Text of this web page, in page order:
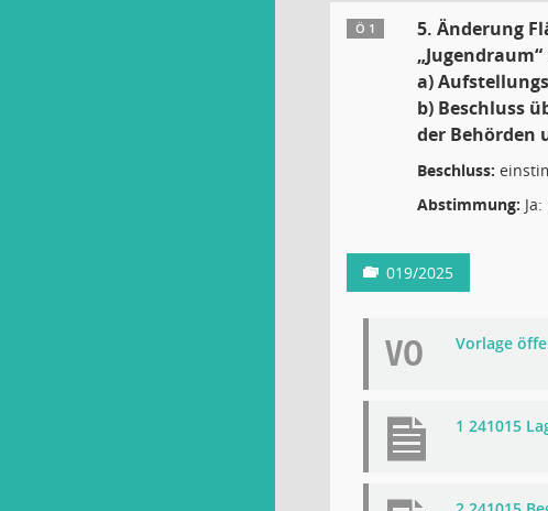
Ö 1
5. Änderung
a)
b) Beschluss
der Behörden
Beschluss:
Abstimmung:
019/2025
VO Vorlage
1 241015